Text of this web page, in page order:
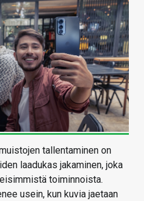
tallentaminen on
laadukas jakaminen, joka
toiminnoista.
usein, kun kuvia jaetaan